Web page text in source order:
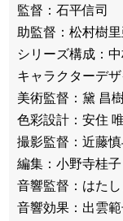
監督：石平信司
助監督：松村樹
シリーズ構成：
キャラクターデ
美術監督：黛 昌
色彩設計：安住
撮影監督：近藤
編集：小野寺桂子
音響監督：はた
音響効果：出雲範